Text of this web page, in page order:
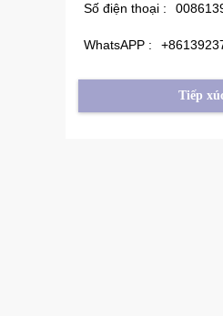
Số điện thoại :
WhatsAPP :
Tiếp